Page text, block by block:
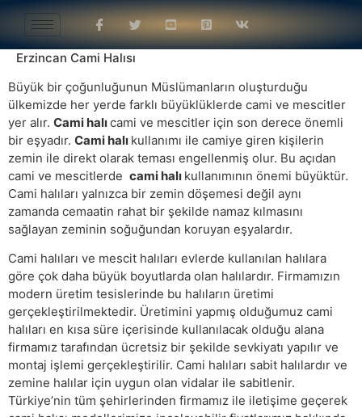
Erzincan Cami Halısı
Büyük bir çoğunluğunun Müslümanların oluşturduğu
ülkemizde her yerde farklı büyüklüklerde cami ve mescitler
yer alır. Cami halıcami ve mescitler için son derece önemli
bir eşyadır. Cami halı kullanımı ile camiye giren kişilerin
zemin ile direkt olarak teması engellenmiş olur. Bu açıdan
cami ve mescitlerde cami halı kullanımının önemi büyüktür.
Cami halıları yalnızca bir zemin döşemesi değil aynı
zamanda cemaatin rahat bir şekilde namaz kılmasını
sağlayan zeminin soğuğundan koruyan eşyalardır.
Cami halıları ve mescit halıları evlerde kullanılan halılara
göre çok daha büyük boyutlarda olan halılardır. Firmamızın
modern üretim tesislerinde bu halıların üretimi
gerçekleştirilmektedir. Üretimini yapmış olduğumuz cami
halıları en kısa süre içerisinde kullanılacak olduğu alana
firmamız tarafından ücretsiz bir şekilde sevkiyatı yapılır ve
montaj işlemi gerçekleştirilir. Cami halıları sabit halılardır ve
zemine halılar için uygun olan vidalar ile sabitlenir.
Türkiye’nin tüm şehirlerinden firmamız ile iletişime geçerek